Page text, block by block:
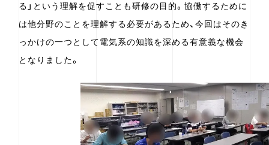
る」という理解を促すことも研修の目的。協働するために
は他分野のことを理解する必要があるため、今回はそのき
っかけの一つとして電気系の知識を深める有意義な機会
となりました。